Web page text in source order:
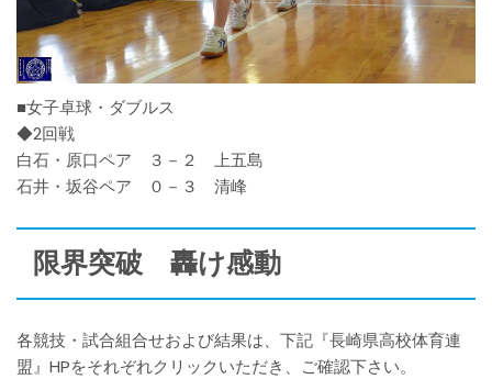
■女子卓球・ダブルス
◆2回戦
白石・原口ペア ３－２ 上五島
石井・坂谷ペア ０－３ 清峰
限界突破 轟け感動
各競技・試合組合せおよび結果は、下記『長崎県高校体育連
盟』HPをそれぞれクリックいただき、ご確認下さい。